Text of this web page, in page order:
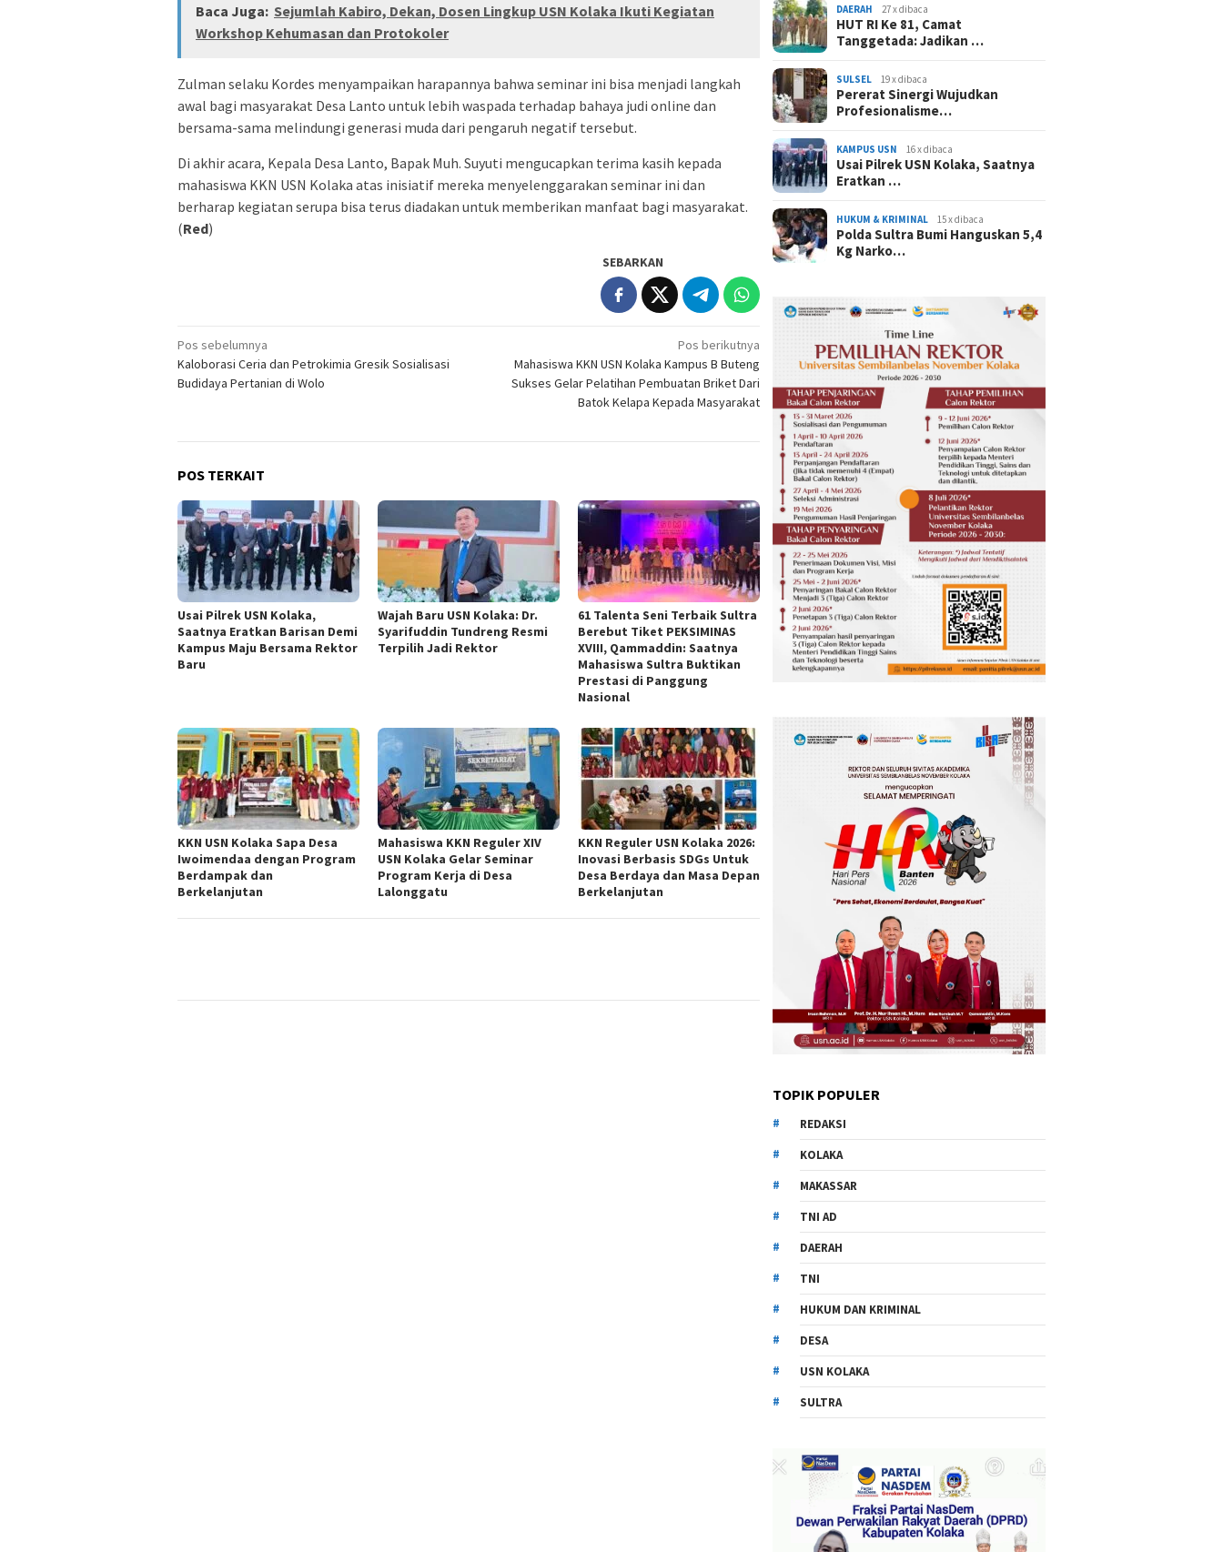
Baca Juga: Sejumlah Kabiro, Dekan, Dosen Lingkup USN Kolaka Ikuti Kegiatan
Workshop Kehumasan dan Protokoler
Zulman selaku Kordes menyampaikan harapannya bahwa seminar ini bisa menjadi langkah
awal bagi masyarakat Desa Lanto untuk lebih waspada terhadap bahaya judi online dan
bersama-sama melindungi generasi muda dari pengaruh negatif tersebut.
Di akhir acara, Kepala Desa Lanto, Bapak Muh. Suyuti mengucapkan terima kasih kepada
mahasiswa KKN USN Kolaka atas inisiatif mereka menyelenggarakan seminar ini dan
berharap kegiatan serupa bisa terus diadakan untuk memberikan manfaat bagi masyarakat.
(Red)
SEBARKAN
Navigasi
pos
Pos sebelumnya
Kaloborasi Ceria dan Petrokimia Gresik Sosialisasi
Budidaya Pertanian di Wolo
Pos berikutnya
Mahasiswa KKN USN Kolaka Kampus B Buteng
Sukses Gelar Pelatihan Pembuatan Briket Dari
Batok Kelapa Kepada Masyarakat
POS TERKAIT
Usai Pilrek USN Kolaka,
Saatnya Eratkan Barisan Demi
Kampus Maju Bersama Rektor
Baru
Wajah Baru USN Kolaka: Dr.
Syarifuddin Tundreng Resmi
Terpilih Jadi Rektor
61 Talenta Seni Terbaik Sultra
Berebut Tiket PEKSIMINAS
XVIII, Qammaddin: Saatnya
Mahasiswa Sultra Buktikan
Prestasi di Panggung
Nasional
KKN USN Kolaka Sapa Desa
Iwoimendaa dengan Program
Berdampak dan
Berkelanjutan
Mahasiswa KKN Reguler XIV
USN Kolaka Gelar Seminar
Program Kerja di Desa
Lalonggatu
KKN Reguler USN Kolaka 2026:
Inovasi Berbasis SDGs Untuk
Desa Berdaya dan Masa Depan
Berkelanjutan
DAERAH 27 x dibaca
HUT RI Ke 81, Camat
Tanggetada: Jadikan …
SULSEL 19 x dibaca
Pererat Sinergi Wujudkan
Profesionalisme…
KAMPUS USN 16 x dibaca
Usai Pilrek USN Kolaka, Saatnya
Eratkan …
HUKUM & KRIMINAL 15 x dibaca
Polda Sultra Bumi Hanguskan 5,4
Kg Narko…
TOPIK POPULER
REDAKSI
KOLAKA
MAKASSAR
TNI AD
DAERAH
TNI
HUKUM DAN KRIMINAL
DESA
USN KOLAKA
SULTRA